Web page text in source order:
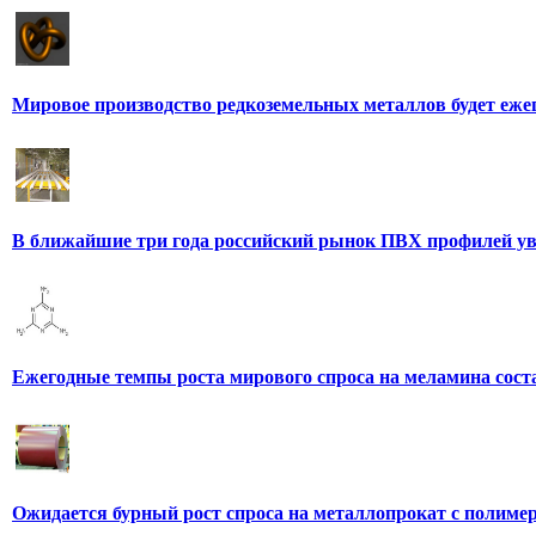
Мировое производство редкоземельных металлов будет
В ближайшие три года российский рынок ПВХ профилей
Ежегодные темпы роста мирового спроса на меламина
Ожидается бурный рост спроса на металлопрокат с